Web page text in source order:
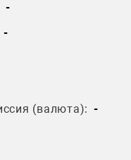
-
-
(валюта): -